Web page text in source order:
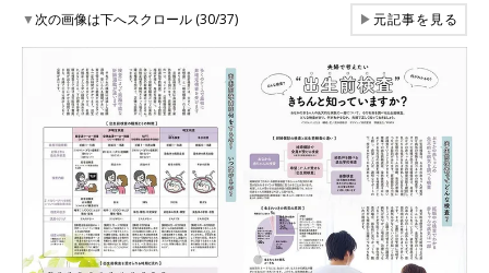
▼次の画像は下へスクロール (30/37) ▶元記事を見る